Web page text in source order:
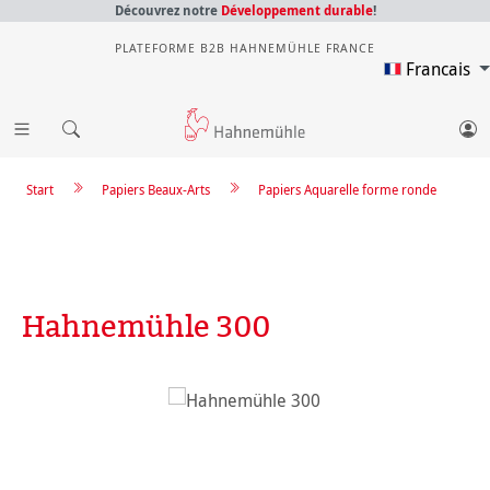
Découvrez notre Développement durable!
PLATEFORME B2B HAHNEMÜHLE FRANCE
Francais
Papiers Aquarelle forme ronde
Papiers Beaux-Arts
Start
Hahnemühle 300
Ignorer la galerie d'images